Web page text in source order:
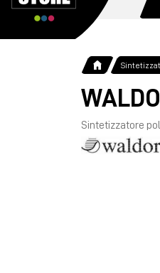
Sintetizzatore